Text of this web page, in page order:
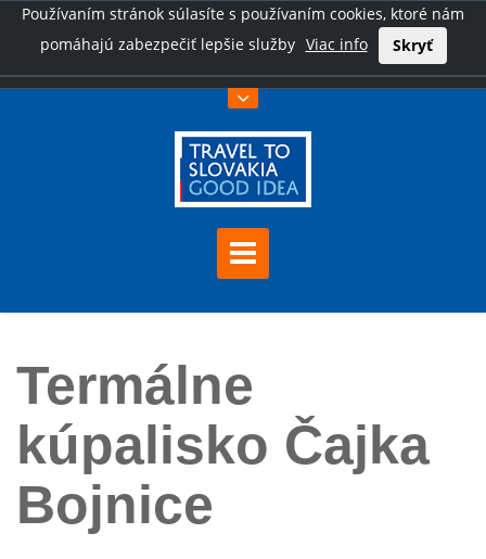
Používaním stránok súlasíte s používaním cookies, ktoré nám
pomáhajú zabezpečiť lepšie služby Viac info Skryť
Termálne kúpalisko Čajka Bojnice
Termálne
kúpalisko Čajka
Bojnice